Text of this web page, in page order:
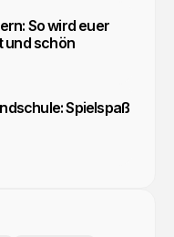
So wird euer
und schön
Spielspaß